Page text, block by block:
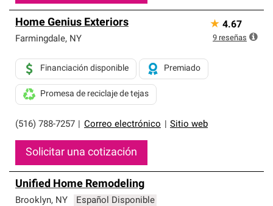
Home Genius Exteriors
Farmingdale, NY
(516) 788-7257 Correo electrónico Sitio web
Financiación disponible Premiado
Promesa de reciclaje de tejas
Solicitar una cotización
★ 4.67
9 reseñas
Unified Home Remodeling
Brooklyn, NY Español Disponible